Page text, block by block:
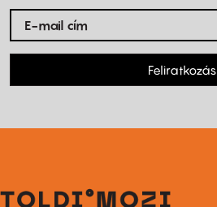
Feliratkozás